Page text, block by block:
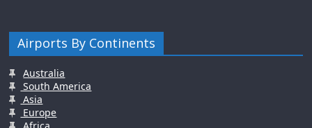
Airports By Continents
Australia
South America
Asia
Europe